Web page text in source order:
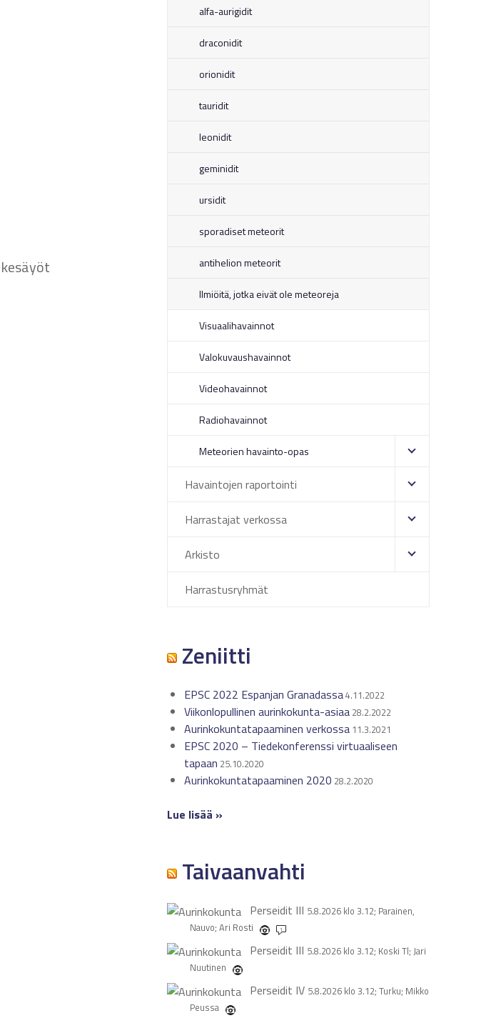
alfa-aurigidit
draconidit
orionidit
tauridit
leonidit
geminidit
ursidit
sporadiset meteorit
antihelion meteorit
Ilmiöitä, jotka eivät ole meteoreja
Visuaalihavainnot
Valokuvaushavainnot
Videohavainnot
Radiohavainnot
Meteorien havainto-opas
Havaintojen raportointi
Harrastajat verkossa
Arkisto
Harrastusryhmät
Zeniitti
EPSC 2022 Espanjan Granadassa4.11.2022
Viikonlopullinen aurinkokunta-asiaa 28.2.2022
Aurinkokuntatapaaminen verkossa 11.3.2021
EPSC 2020 – Tiedekonferenssi virtuaaliseen
tapaan 25.10.2020
Aurinkokuntatapaaminen 2020 28.2.2020
Lue lisää »
Taivaanvahti
Perseidit III 5.8.2026 klo 3.12; Parainen,
Nauvo; Ari Rosti 1
Perseidit III 5.8.2026 klo 3.12; Koski Tl; Jari
Nuutinen
Perseidit IV 5.8.2026 klo 3.12; Turku; Mikko
Peussa